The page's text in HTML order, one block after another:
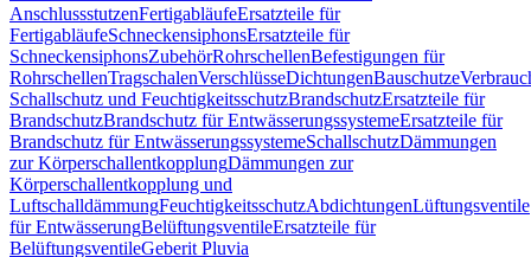
AnschlussstutzenFertigabläufeErsatzteile für
FertigabläufeSchneckensiphonsErsatzteile für
SchneckensiphonsZubehörRohrschellenBefestigungen für
RohrschellenTragschalenVerschlüsseDichtungenBauschutze
Schallschutz und FeuchtigkeitsschutzBrandschutzErsatzteile für
BrandschutzBrandschutz für EntwässerungssystemeErsatzteile für
Brandschutz für EntwässerungssystemeSchallschutzDämmungen
zur KörperschallentkopplungDämmungen zur
Körperschallentkopplung und
LuftschalldämmungFeuchtigkeitsschutzAbdichtungenLüftungsventile
für EntwässerungBelüftungsventileErsatzteile für
BelüftungsventileGeberit Pluvia